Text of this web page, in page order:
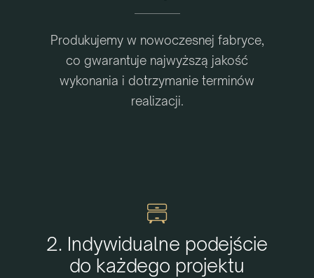
Produkujemy w nowoczesnej fabryce,
co gwarantuje najwyższą jakość
wykonania i dotrzymanie terminów
realizacji.
2. Indywidualne podejście
do każdego projektu